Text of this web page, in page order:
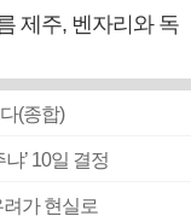
제주, 벤자리와 독
(종합)
’ 10일 결정
가 현실로